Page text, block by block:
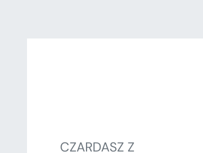
CZARDASZ Z